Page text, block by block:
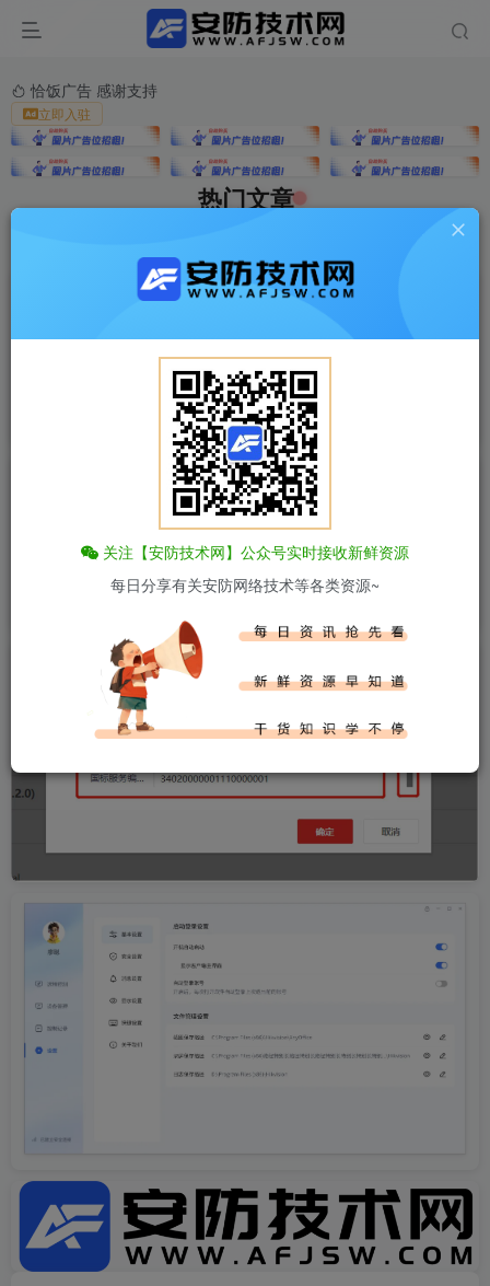
恰饭广告 感谢支持
立即入驻
热门文章
GB28181协议配置及常见问题（海康为例）
Admin 12-18 221
海康威视智慧园区平台接大华EVS存储的经验分享
Admin 12-27 174
关注【安防技术网】公众号实时接收新鲜资源
每日分享有关安防网络技术等各类资源~